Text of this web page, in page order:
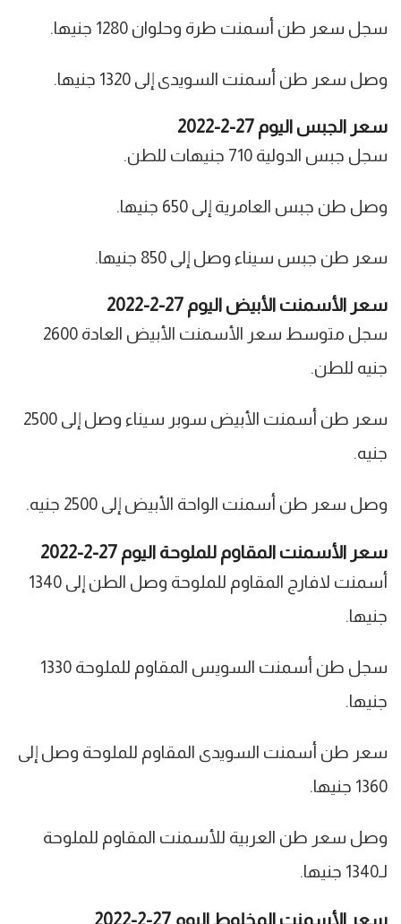
سجل سعر طن أسمنت طرة وحلوان 1280 جنيها.
وصل سعر طن أسمنت السويدى إلى 1320 جنيها.
سعر الجبس اليوم 27-2-2022
سجل جبس الدولية 710 جنيهات للطن.
وصل طن جبس العامرية إلى 650 جنيها.
سعر طن جبس سيناء وصل إلى 850 جنيها.
سعر الأسمنت الأبيض اليوم 27-2-2022
سجل متوسط سعر الأسمنت الأبيض العادة 2600
جنيه للطن.
سعر طن أسمنت الأبيض سوبر سيناء وصل إلى 2500
جنيه.
وصل سعر طن أسمنت الواحة الأبيض إلى 2500 جنيه.
سعر الأسمنت المقاوم للملوحة اليوم 27-2-2022
أسمنت لافارج المقاوم للملوحة وصل الطن إلى 1340
جنيها.
سجل طن أسمنت السويس المقاوم للملوحة 1330
جنيها.
سعر طن أسمنت السويدى المقاوم للملوحة وصل إلى
1360 جنيها.
وصل سعر طن العربية للأسمنت المقاوم للملوحة
لـ1340 جنيها.
سعر الأسمنت المخلوط اليوم 27-2-2022